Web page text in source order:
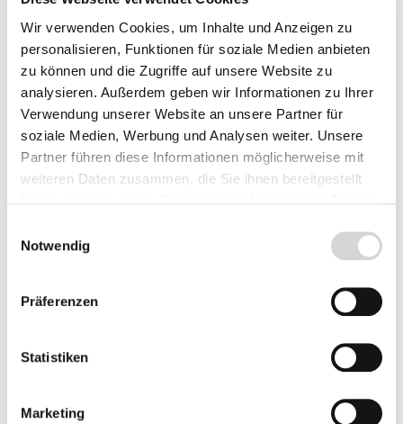
Wir verwenden Cookies, um Inhalte und Anzeigen zu
personalisieren, Funktionen für soziale Medien anbieten
zu können und die Zugriffe auf unsere Website zu
analysieren. Außerdem geben wir Informationen zu Ihrer
Verwendung unserer Website an unsere Partner für
soziale Medien, Werbung und Analysen weiter. Unsere
Partner führen diese Informationen möglicherweise mit
weiteren Daten zusammen, die Sie ihnen bereitgestellt
Notwendig
Präferenzen
Statistiken
Marketing
Feldahorn (Acer campestre)
zzgl. Versandkosten
Lieferzeit: 4 - 8 Werktage